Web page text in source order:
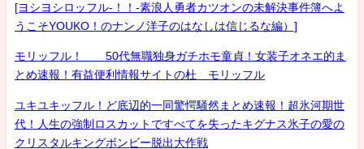
[ヨシヨシロッフル-！！-素浪人勇者カツオンの未解決事件簿へよ
うこそYOUKO！のナンノ洋子のはなしは信じるな編）]
モリッフル！ 50代無職独身ガチホモ童貞！女装子オネエ的ま
とめ速報！有益便利情報サイトの杜 モリッフル
ユキユキッフル！ど底辺的一同驚愕騒然まとめ速報！超氷河期世
代！人生の強制ロスカットですべてを失ったキグナス氷子の愛の
クリスタルキングボンビー脱出大作戦